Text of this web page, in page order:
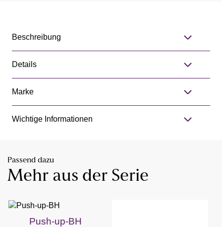
Beschreibung
Details
Marke
Wichtige Informationen
Passend dazu
Mehr aus der Serie
Push-up-BH